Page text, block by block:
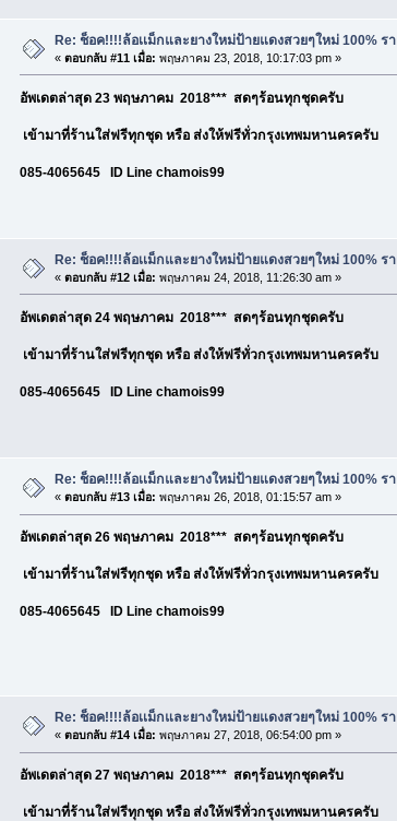
Re: ช็อค!!!!ล้อเเม็กและยางใหม่ป้ายแดงสวยๆใหม่ 100% ร
«ตอบกลับ #11 เมื่อ: พฤษภาคม 23, 2018, 10:17:03 pm »
อัพเดตล่าสุด 23 พฤษภาคม 2018*** สดๆร้อนทุกชุดครับ
เข้ามาที่ร้านใส่ฟรีทุกชุด หรือ ส่งให้ฟรีทั่วกรุงเทพมหานครครับ
085-4065645 ID Line chamois99
Re: ช็อค!!!!ล้อเเม็กและยางใหม่ป้ายแดงสวยๆใหม่ 100% ร
«ตอบกลับ #12 เมื่อ: พฤษภาคม 24, 2018, 11:26:30 am »
อัพเดตล่าสุด 24 พฤษภาคม 2018*** สดๆร้อนทุกชุดครับ
เข้ามาที่ร้านใส่ฟรีทุกชุด หรือ ส่งให้ฟรีทั่วกรุงเทพมหานครครับ
085-4065645 ID Line chamois99
Re: ช็อค!!!!ล้อเเม็กและยางใหม่ป้ายแดงสวยๆใหม่ 100% ร
«ตอบกลับ #13 เมื่อ: พฤษภาคม 26, 2018, 01:15:57 am »
อัพเดตล่าสุด 26 พฤษภาคม 2018*** สดๆร้อนทุกชุดครับ
เข้ามาที่ร้านใส่ฟรีทุกชุด หรือ ส่งให้ฟรีทั่วกรุงเทพมหานครครับ
085-4065645 ID Line chamois99
Re: ช็อค!!!!ล้อเเม็กและยางใหม่ป้ายแดงสวยๆใหม่ 100% ร
«ตอบกลับ #14 เมื่อ: พฤษภาคม 27, 2018, 06:54:00 pm »
อัพเดตล่าสุด 27 พฤษภาคม 2018*** สดๆร้อนทุกชุดครับ
เข้ามาที่ร้านใส่ฟรีทุกชุด หรือ ส่งให้ฟรีทั่วกรุงเทพมหานครครับ